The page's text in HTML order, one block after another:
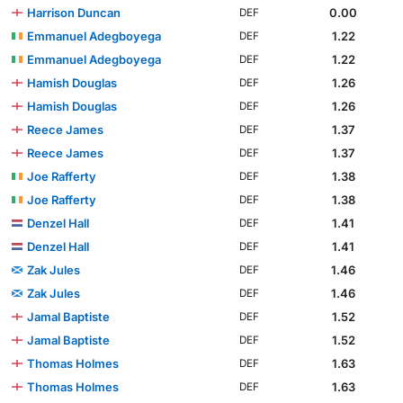
Harrison Duncan DEF
0.00
Emmanuel Adegboyega
DEF
1.22
Emmanuel Adegboyega
DEF
1.22
Hamish Douglas
DEF
1.26
Hamish Douglas
DEF
1.26
Reece James
DEF
1.37
Reece James
DEF
1.37
Joe Rafferty
DEF
1.38
Joe Rafferty
DEF
1.38
Denzel Hall
DEF
1.41
Denzel Hall
DEF
1.41
Zak Jules
DEF
1.46
Zak Jules
DEF
1.46
Jamal Baptiste
DEF
1.52
Jamal Baptiste
DEF
1.52
Thomas Holmes
DEF
1.63
Thomas Holmes
DEF 1.63